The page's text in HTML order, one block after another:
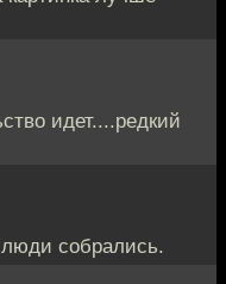
идет....редкий
собрались.